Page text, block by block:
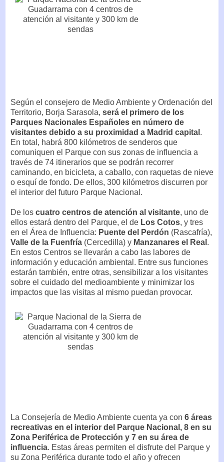
Según el consejero de Medio Ambiente y Ordenación del
Territorio, Borja Sarasola, será el primero de los
Parques Nacionales Españoles en número de
visitantes debido a su proximidad a Madrid capital .
En total, habrá 800 kilómetros de senderos que
comuniquen el Parque con sus zonas de influencia a
través de 74 itinerarios que se podrán recorrer
caminando, en bicicleta, a caballo, con raquetas de nieve
o esquí de fondo. De ellos, 300 kilómetros discurren por
el interior del futuro Parque Nacional.
De los cuatro centros de atención al visitante, uno de
ellos estará dentro del Parque, el de Los Cotos, y tres
en el Área de Influencia: Puente del Perdón (Rascafría),
Valle de la Fuenfría (Cercedilla) y Manzanares el Real .
En estos Centros se llevarán a cabo las labores de
información y educación ambiental. Entre sus funciones
estarán también, entre otras, sensibilizar a los visitantes
sobre el cuidado del medioambiente y minimizar los
impactos que las visitas al mismo puedan provocar.
La Consejería de Medio Ambiente cuenta ya con 6 áreas
recreativas en el interior del Parque Nacional, 8 en su
Zona Periférica de Protección y 7 en su área de
influencia. Estas áreas permiten el disfrute del Parque y
su Zona Periférica durante todo el año y ofrecen